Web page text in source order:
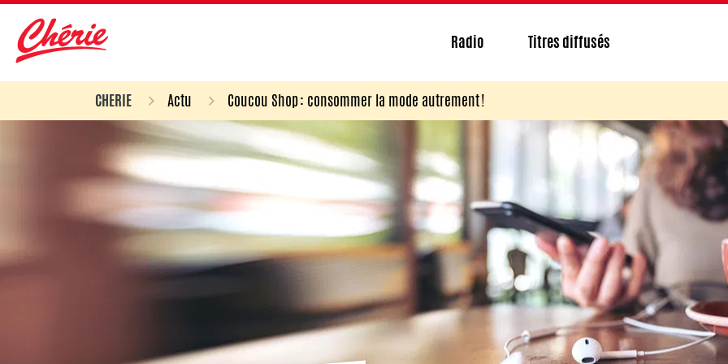
Radio Titres diffusés
CHERIE Actu Coucou Shop : consommer la mode autrement !